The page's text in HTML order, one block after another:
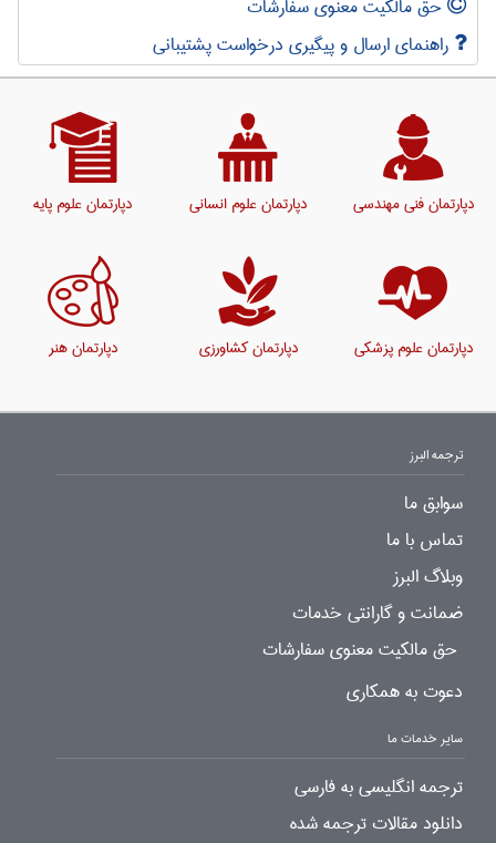
حق مالکیت معنوی سفارشات
راهنمای ارسال و پیگیری درخواست پشتیبانی
دپارتمان فنی مهندسی دپارتمان علوم انسانی دپارتمان علوم پایه
دپارتمان علوم پزشکی دپارتمان کشاورزی دپارتمان هنر
ترجمه البرز
سوابق ما
تماس با ما
وبلاگ البرز
ضمانت و گارانتی خدمات
حق مالکیت معنوی سفارشات
دعوت به همکاری
سایر خدمات ما
ترجمه انگلیسی به فارسی
دانلود مقالات ترجمه شده